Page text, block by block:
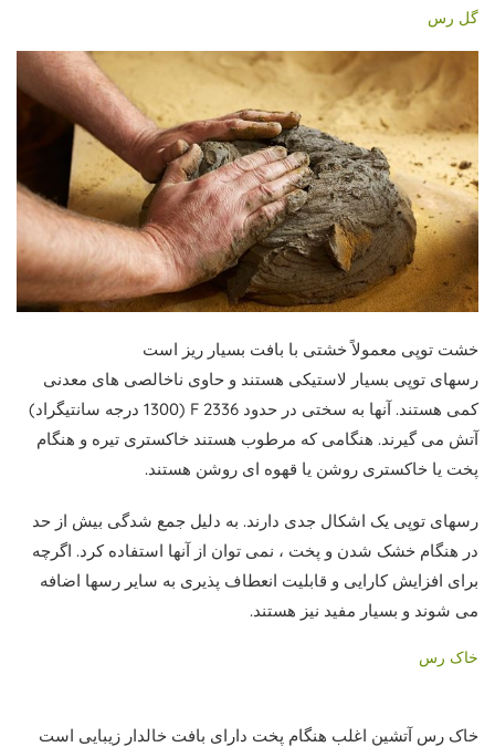
گل رس
خشت توپی معمولاً خشتی با بافت بسیار ریز است
رسهای توپی بسیار لاستیکی هستند و حاوی ناخالصی های معدنی
کمی هستند. آنها به سختی در حدود 2336 F (1300 درجه سانتیگراد)
آتش می گیرند. هنگامی که مرطوب هستند خاکستری تیره و هنگام
پخت یا خاکستری روشن یا قهوه ای روشن هستند.
رسهای توپی یک اشکال جدی دارند. به دلیل جمع شدگی بیش از حد
در هنگام خشک شدن و پخت ، نمی توان از آنها استفاده کرد. اگرچه
برای افزایش کارایی و قابلیت انعطاف پذیری به سایر رسها اضافه
می شوند و بسیار مفید نیز هستند.
خاک رس
خاک رس آتشین اغلب هنگام پخت دارای بافت خالدار زیبایی است